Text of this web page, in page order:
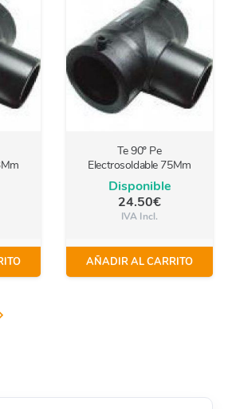
Te 90º Pe
Electrosoldable 75Mm
Disponible
24.50€
IVA Incl.
AÑADIR AL CARRITO